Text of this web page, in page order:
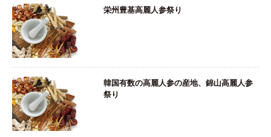
栄州豊基高麗人参祭り
韓国有数の高麗人参の産地、錦山高麗人参
祭り